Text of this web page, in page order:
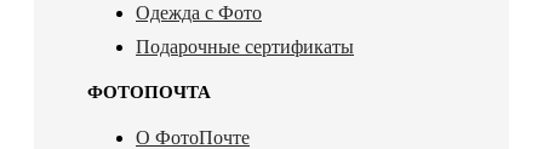
Одежда с Фото
Подарочные сертификаты
ФОТОПОЧТА
О ФотоПочте